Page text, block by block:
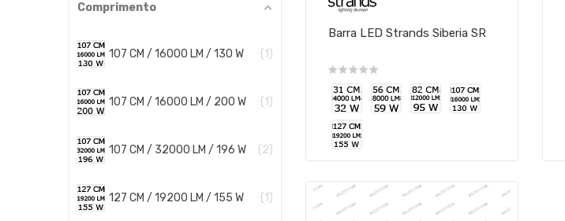
Comprimento
107 CM / 16000 LM / 130 W 1
107 CM / 16000 LM / 200 W 1
107 CM / 32000 LM / 196 W 2
127 CM / 19200 LM / 155 W 1
Barra LED Strands Siberia SR